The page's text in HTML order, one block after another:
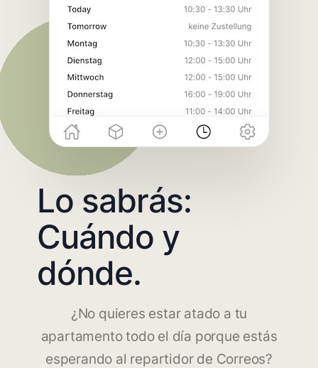
Lo sabrás:
Cuándo y
dónde.
¿No quieres estar atado a tu
apartamento todo el día porque estás
esperando al repartidor de Correos?